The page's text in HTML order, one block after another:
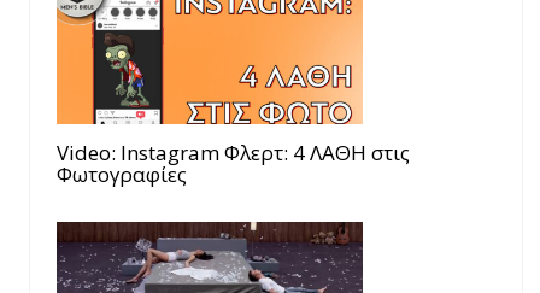
Video: Instagram Φλερτ: 4 ΛΑΘΗ στις
Φωτογραφίες